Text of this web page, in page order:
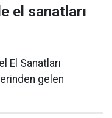
el sanatları
El Sanatları
gelen